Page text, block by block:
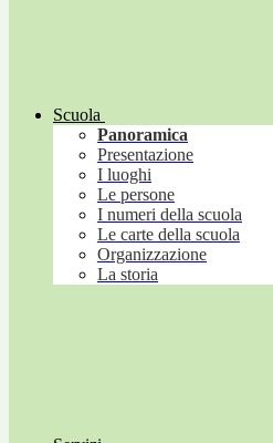
Scuola
Panoramica
Presentazione
I luoghi
Le persone
I numeri della scuola
Le carte della scuola
Organizzazione
La storia